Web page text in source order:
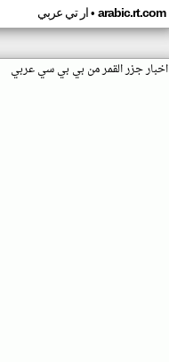
ار تي عربي• arabic.rt.com
اخبار جزر القمر من بي بي سي عربي